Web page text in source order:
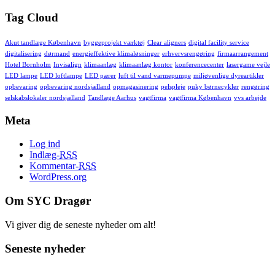
Tag Cloud
Akut tandlæge København byggeprojekt værktøj Clear aligners digital facility service
digitalisering dørmand energieffektive klimaløsninger erhvervsrengøring firmaarrangement
Hotel Bornholm Invisalign klimaanlæg klimaanlæg kontor konferencecenter lasergame vejle
LED lampe LED loftlampe LED pærer luft til vand varmepumpe miljøvenlige dyreartikler
opbevaring opbevaring nordsjælland opmagasinering pelspleje puky børnecykler rengøring
selskabslokaler nordsjælland Tandlæge Aarhus vagtfirma vagtfirma København vvs arbejde
Meta
Log ind
Indlæg-RSS
Kommentar-RSS
WordPress.org
Om SYC Dragør
Vi giver dig de seneste nyheder om alt!
Seneste nyheder